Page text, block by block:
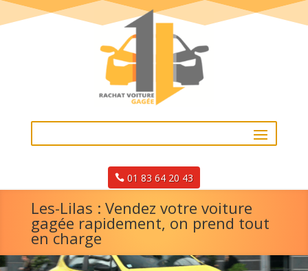
01 83 64 20 43
Les-Lilas : Vendez votre voiture
gagée rapidement, on prend tout
en charge